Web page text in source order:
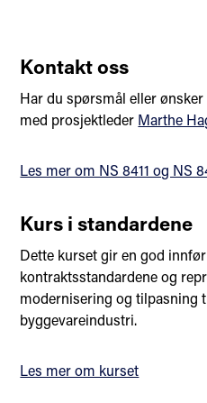
Kontakt oss
Har du spørsmål eller
med prosjektleder Marthe
Les mer om NS 8411 og NS
Kurs i standardene
Dette kurset gir en god
kontraktsstandardene og
modernisering og tilpasning
byggevareindustri.
Les mer om kurset